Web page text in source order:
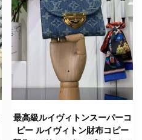
最高級ルイヴィトンスーパーコ
ピー ルイヴィトン財布コピー